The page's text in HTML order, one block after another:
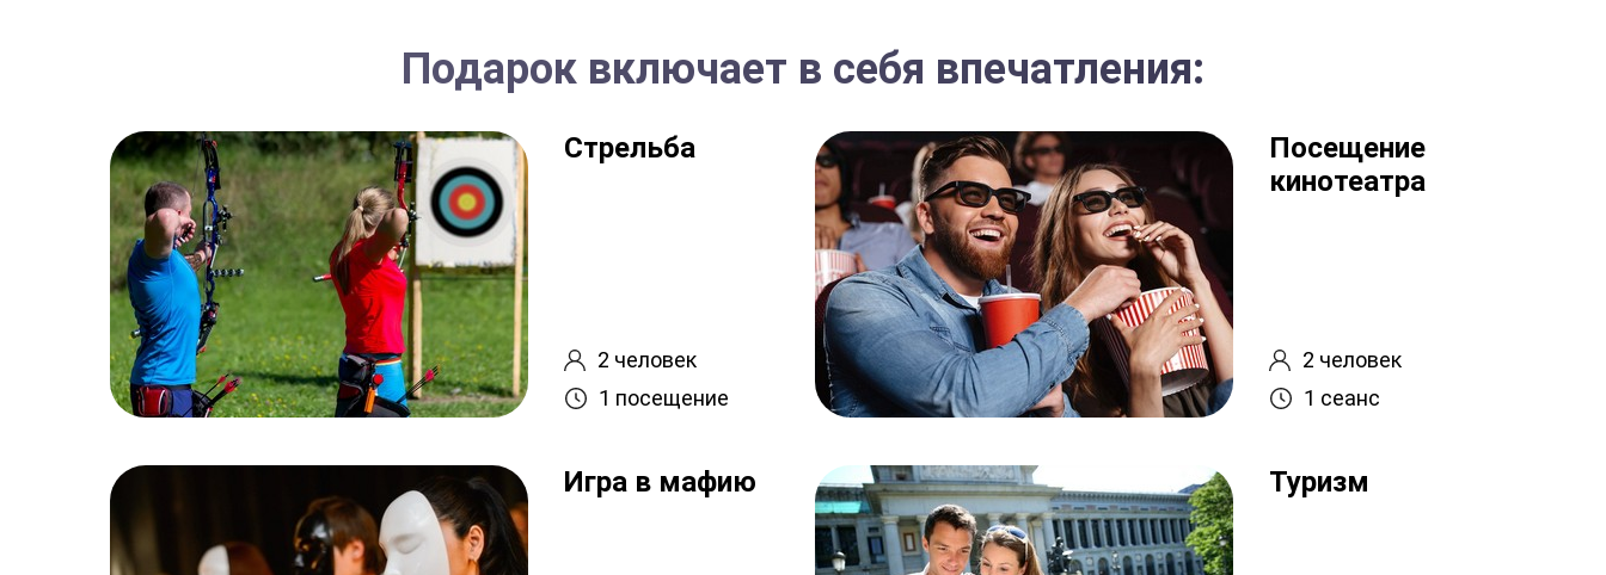
Подарок включает в себя впечатления:
Стрельба
2 человек
1 посещение
Посещение
кинотеатра
2 человек
1 сеанс
Игра в мафию Туризм